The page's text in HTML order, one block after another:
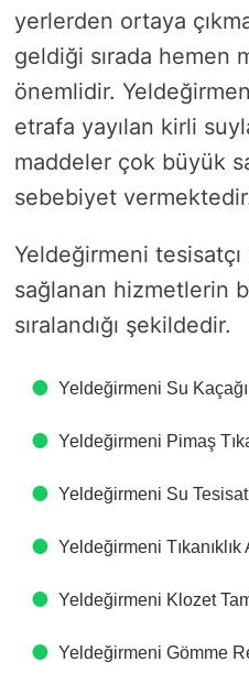
yerlerden ortaya
geldiği sırada hemen
önemlidir.
etrafa yayılan kirli
maddeler çok büyük
sebebiyet
Yeldeğirmeni
sağlanan hizmetlerin
sıralandığı şekildedir.
Yeldeğirmeni Su
Yeldeğirmeni Pimaş
Yeldeğirmeni Su
Yeldeğirmeni Tıkanıklık
Yeldeğirmeni Klozet
Yeldeğirmeni Gömme